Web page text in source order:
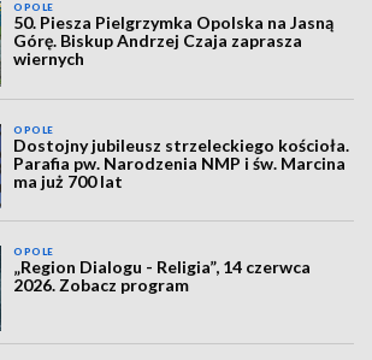
OPOLE
50. Piesza Pielgrzymka Opolska na Jasną
Górę. Biskup Andrzej Czaja zaprasza
wiernych
OPOLE
Dostojny jubileusz strzeleckiego kościoła.
Parafia pw. Narodzenia NMP i św. Marcina
ma już 700 lat
OPOLE
„Region Dialogu - Religia”, 14 czerwca
2026. Zobacz program